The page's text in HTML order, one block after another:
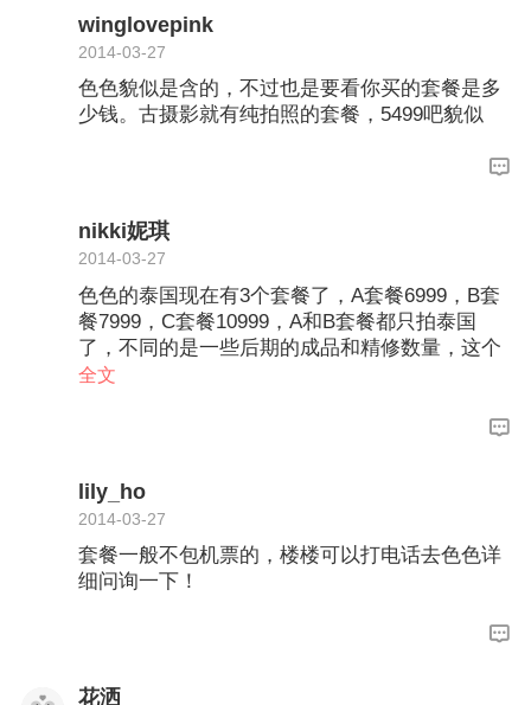
摄环球影城4套衣服，泰国2套，其他的费用全包
的，大概就这三个套餐，建议你可以看下我们社
区的帖子，之前有姐妹参加过泰国泰美新娘的旅
行，这些都有详细的介绍的
winglovepink
2014-03-27
色色貌似是含的，不过也是要看你买的套餐是多
少钱。古摄影就有纯拍照的套餐，5499吧貌似
nikki妮琪
2014-03-27
色色的泰国现在有3个套餐了，A套餐6999，B套
餐7999，C套餐10999，A和B套餐都只拍泰国
了，不同的是一些后期的成品和精修数量，这个
楼主可以谈单的。而C餐包括泰国和国内紫星花
如果楼主有兴趣，可以详细咨询色色嘛。要谈单
全文
lily_ho
2014-03-27
套餐一般不包机票的，楼楼可以打电话去色色详
细问询一下！
花洒